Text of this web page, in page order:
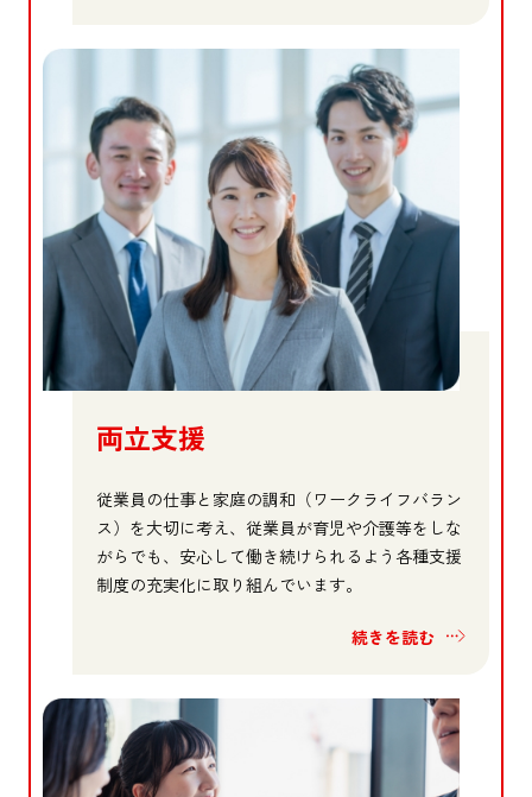
両立支援
従業員の仕事と家庭の調和（ワークライフバラン
ス）を大切に考え、従業員が育児や介護等をしな
がらでも、安心して働き続けられるよう各種支援
制度の充実化に取り組んでいます。
続きを読む